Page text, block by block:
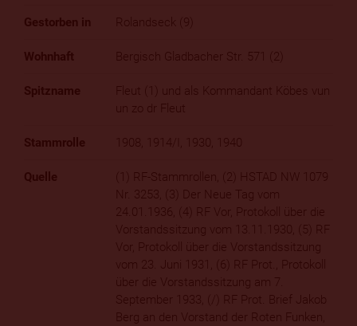
Rolandseck (9)
Bergisch Gladbacher Str. 571 (2)
Fleut (1) und als Kommandant Köbes vun
un zo dr Fleut
1908, 1914/I, 1930, 1940
(1) RF-Stammrollen, (2) HSTAD NW 1079
Nr. 3253, (3) Der Neue Tag vom
24.01.1936, (4) RF Vor, Protokoll über die
Vorstandssitzung vom 13.11.1930, (5) RF
Vor, Protokoll über die Vorstandssitzung
vom 23. Juni 1931, (6) RF Prot., Protokoll
über die Vorstandssitzung am 7.
September 1933, (/) RF Prot. Brief Jakob
Berg an den Vorstand der Roten Funken,